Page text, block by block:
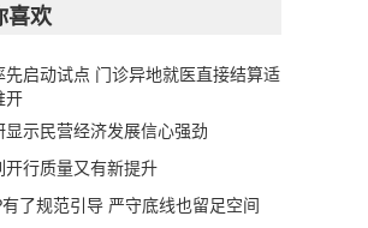
喜欢
先启动试点 门诊异地就医直接结算适
开
显示民营经济发展信心强劲
开行质量又有新提升
有了规范引导 严守底线也留足空间